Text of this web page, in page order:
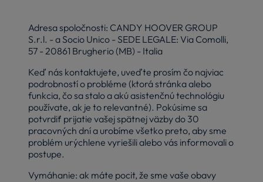
Adresa spoločnosti: CANDY HOOVER GROUP
S.r.l. - a Socio Unico - SEDE LEGALE: Via Comolli,
57 - 20861 Brugherio (MB) - Italia
Keď nás kontaktujete, uveďte prosím čo najviac
podrobností o probléme (ktorá stránka alebo
funkcia, čo sa stalo a akú asistenčnú technológiu
používate, ak je to relevantné). Pokúsime sa
potvrdiť prijatie vašej spätnej väzby do 30
pracovných dní a urobíme všetko preto, aby sme
problém urýchlene vyriešili alebo vás informovali o
postupe.
Vymáhanie: ak máte pocit, že sme vaše obavy